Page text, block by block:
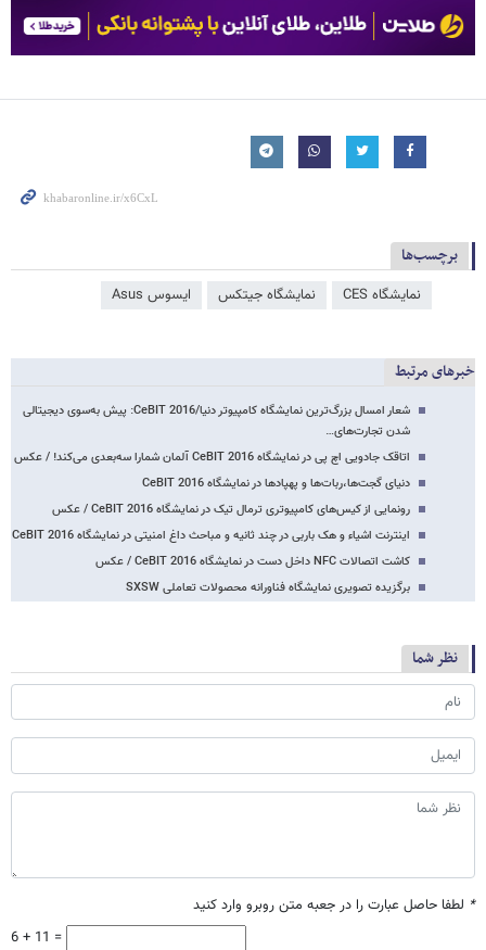
برچسب‌ها
نمایشگاه CES نمایشگاه جیتکس ایسوس Asus
خبرهای مرتبط
شعار امسال بزرگ‌ترین نمایشگاه کامپیوتر دنیا/CeBIT 2016: پیش به‌سوی دیجیتالی
شدن تجارت‌های…
اتاقک جادویی اچ پی در نمایشگاه CeBIT 2016 آلمان شمارا سه‌بعدی می‌کند! / عکس
دنیای گجت‌ها،ربات‌ها و پهپادها در نمایشگاه CeBIT 2016
رونمایی از کیس‌های کامپیوتری ترمال تیک در نمایشگاه CeBIT 2016 / عکس
اینترنت اشیاء و هک باربی در چند ثانیه و مباحث داغ امنیتی در نمایشگاه CeBIT 2016
کاشت اتصالات NFC داخل دست در نمایشگاه CeBIT 2016 / عکس
برگزیده تصویری نمایشگاه فناورانه محصولات تعاملی SXSW
نظر شما
* لطفا حاصل عبارت را در جعبه متن روبرو وارد کنید
6 + 11 =